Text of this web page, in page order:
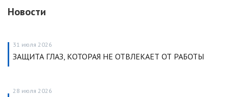
Новости
31 июля 2026
ЗАЩИТА ГЛАЗ, КОТОРАЯ НЕ ОТВЛЕКАЕТ ОТ РАБОТЫ
28 июля 2026